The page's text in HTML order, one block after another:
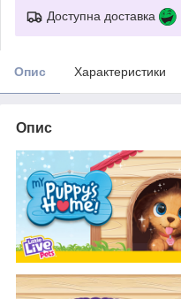
Доступна доставка
Опис Характеристики
Опис